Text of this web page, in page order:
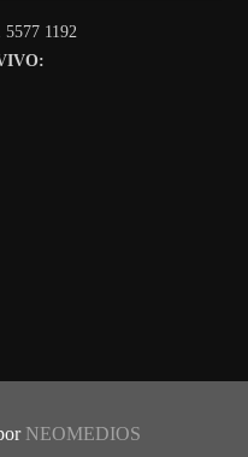
1192
NEOMEDIOS